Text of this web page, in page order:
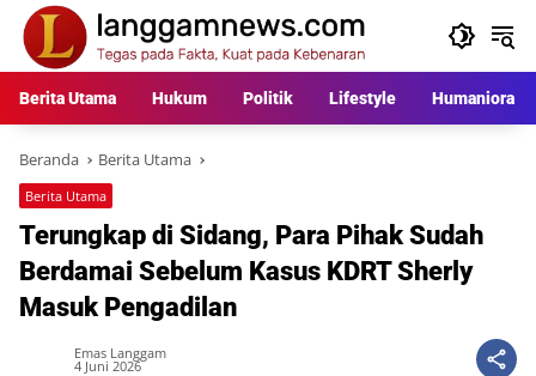
Langsung
konten
Berita Utama Hukum Politik Lifestyle Humaniora
Beranda Berita Utama
Berita Utama
Terungkap di Sidang, Para Pihak Sudah
Berdamai Sebelum Kasus KDRT Sherly
Masuk Pengadilan
Emas Langgam
4 Juni 2026